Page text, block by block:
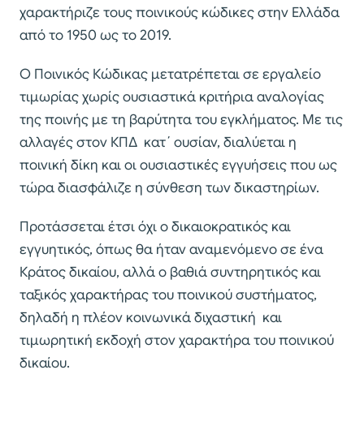
χαρακτήριζε τους ποινικούς κώδικες στην Ελλάδα
από το 1950 ως το 2019.
Ο Ποινικός Κώδικας μετατρέπεται σε εργαλείο
τιμωρίας χωρίς ουσιαστικά κριτήρια αναλογίας
της ποινής με τη βαρύτητα του εγκλήματος. Με τις
αλλαγές στον ΚΠΔ κατ΄ ουσίαν, διαλύεται η
ποινική δίκη και οι ουσιαστικές εγγυήσεις που ως
τώρα διασφάλιζε η σύνθεση των δικαστηρίων.
Προτάσσεται έτσι όχι ο δικαιοκρατικός και
εγγυητικός, όπως θα ήταν αναμενόμενο σε ένα
Κράτος δικαίου, αλλά ο βαθιά συντηρητικός και
ταξικός χαρακτήρας του ποινικού συστήματος,
δηλαδή η πλέον κοινωνικά διχαστική και
τιμωρητική εκδοχή στον χαρακτήρα του ποινικού
δικαίου.